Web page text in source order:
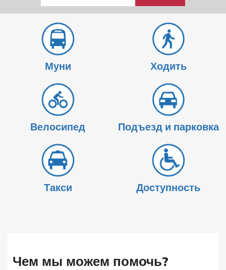
хочу
путешествовать
Муни Ходить
Велосипед Подъезд и парковка
Такси Доступность
Чем мы можем помочь?